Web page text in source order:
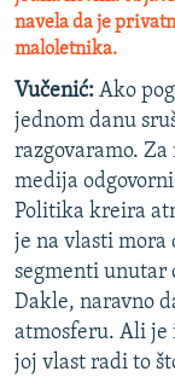
navela da je
maloletnika.
Vučenić: Ako
jednom danu
razgovaramo.
medija
Politika kreira
je na vlasti mora
segmenti unutar
Dakle, naravno
atmosferu. Ali je
joj vlast radi to